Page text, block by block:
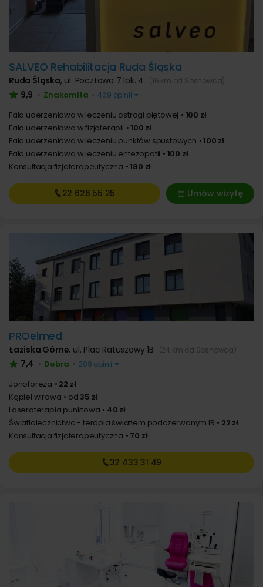
SALVEO Rehabilitacja Ruda Śląska
Ruda Śląska, ul. Pocztowa 7 lok. 4 (16 km od Sosnowca)
9,9 • Znakomita • 469 opinii
Fala uderzeniowa w leczeniu ostrogi piętowej
100 zł
Fala uderzeniowa w fizjoterapii
100 zł
Fala uderzeniowa w leczeniu punktów spustowych
100 zł
Fala uderzeniowa w leczeniu entezopatii
100 zł
Konsultacja fizjoterapeutyczna
180 zł
Umów wizytę
22 626 55 25
PROelmed
Łaziska Górne, ul. Plac Ratuszowy 1B (24 km od Sosnowca)
7,4 • Dobra • 209 opinii
Jonoforeza
22 zł
Kąpiel wirowa
od 35 zł
Laseroterapia punktowa
40 zł
Światłolecznictwo - terapia światłem podczerwonym IR
22 zł
Konsultacja fizjoterapeutyczna
70 zł
32 433 31 49